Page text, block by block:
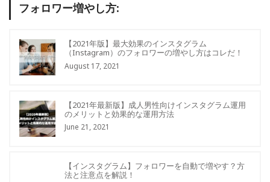
フォロワー増やし方:
【2021年版】最大効果のインスタグラム
（Instagram）のフォロワーの増やし方はコレだ！
August 17, 2021
【2021年最新版】成人男性向けインスタグラム運用
のメリットと効果的な運用方法
June 21, 2021
【インスタグラム】フォロワーを自動で増やす？方
法と注意点を解説！